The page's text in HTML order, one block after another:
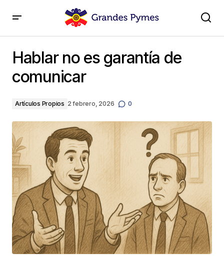
Hablar no es garantía de
comunicar
Artículos Propios 2 febrero, 2026 0